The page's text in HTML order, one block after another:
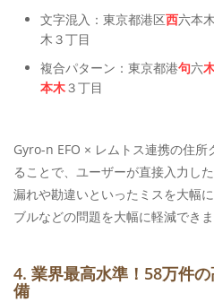
文字混入：東京都港区西六本
木３丁目
複合パターン：東京都港句六
本木３丁目
Gyro-n EFO × レムトス連携の住
ることで、ユーザーが直接入力し
漏れや勘違いといったミスを大幅
ブルなどの問題を大幅に軽減できま
4. 業界最高水準！58万件
備